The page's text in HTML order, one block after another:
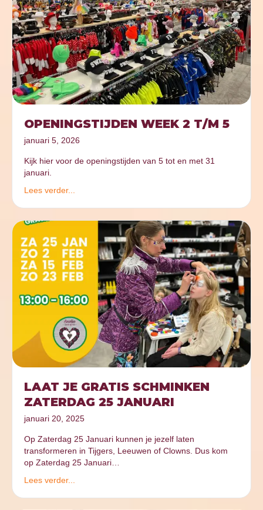
OPENINGSTIJDEN WEEK 2 T/M 5
januari 5, 2026
Kijk hier voor de openingstijden van 5 tot en met 31
januari.
Lees verder...
LAAT JE GRATIS SCHMINKEN
ZATERDAG 25 JANUARI
januari 20, 2025
Op Zaterdag 25 Januari kunnen je jezelf laten
transformeren in Tijgers, Leeuwen of Clowns. Dus kom
op Zaterdag 25 Januari…
Lees verder...